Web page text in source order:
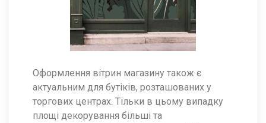
Оформлення вітрин магазину також є
актуальним для бутіків, розташованих у
торгових центрах. Тільки в цьому випадку
площі декорування більші та